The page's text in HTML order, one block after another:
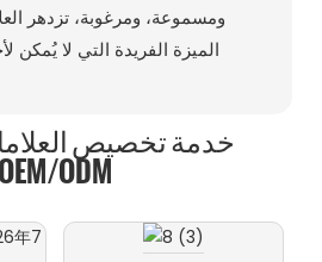
ومسموعة، ومرغوبة، تزدهر
الميزة الفريدة التي لا
خدمة تخصيص
OEM/ODM